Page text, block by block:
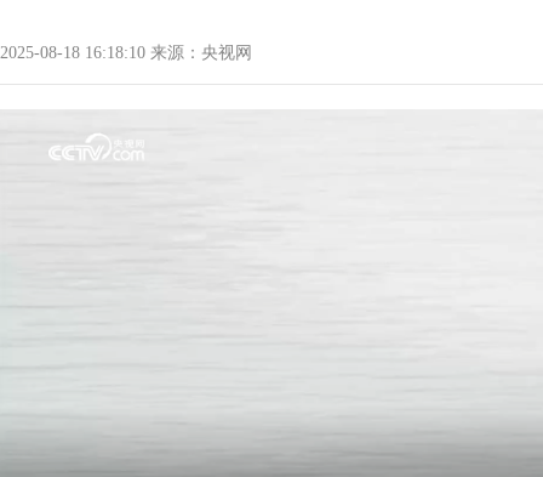
2025-08-18 16:18:10 来源：央视网